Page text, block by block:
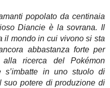
popolato da centinaia
Diancie è la sovrana. Il
il mondo in cui vivono si sta
abbastanza forte per
ricerca del Pokémon
s’imbatte in uno stuolo di
suo potere di produzione di